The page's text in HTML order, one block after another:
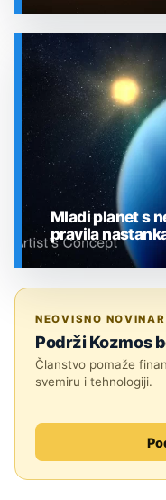
SVEMIR
Mladi planet s
pravila
NEOVISNO
Podrži Kozmos
Članstvo pomaže
svemiru i tehnologiji.